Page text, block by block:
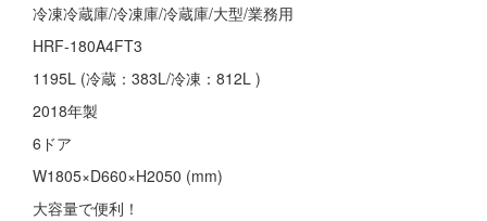
冷凍冷蔵庫/冷凍庫/冷蔵庫/大型/業務用
HRF-180A4FT3
1195L (冷蔵：383L/冷凍：812L )
2018年製
6ドア
W1805×D660×H2050 (mm)
大容量で便利！